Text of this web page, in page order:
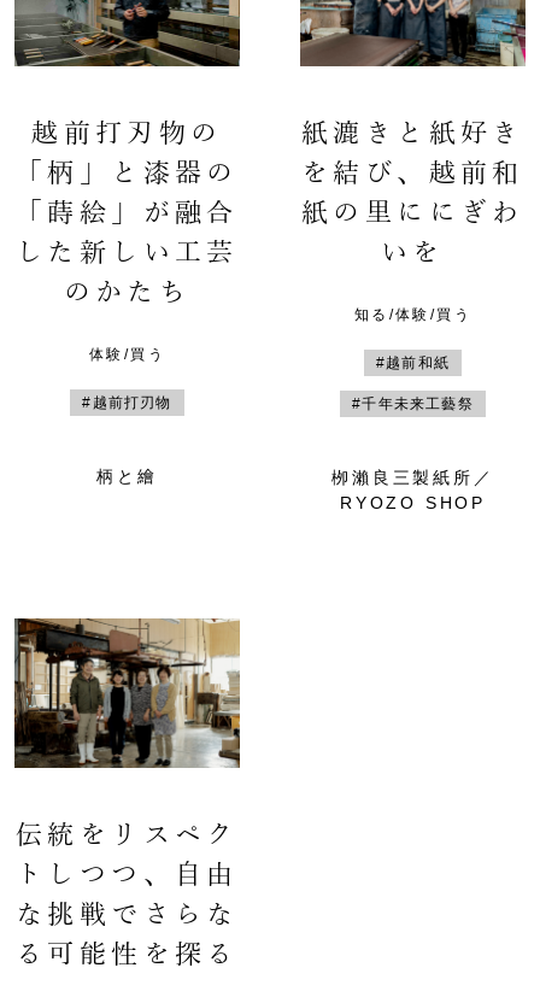
越前打刃物の
「柄」と漆器の
「蒔絵」が融合
した新しい工芸
のかたち
体験/買う
#越前打刃物
柄と繪
紙漉きと紙好き
を結び、越前和
紙の里ににぎわ
いを
知る/体験/買う
#越前和紙
#千年未来工藝祭
栁瀨良三製紙所／
RYOZO SHOP
伝統をリスペク
トしつつ、自由
な挑戦でさらな
る可能性を探る